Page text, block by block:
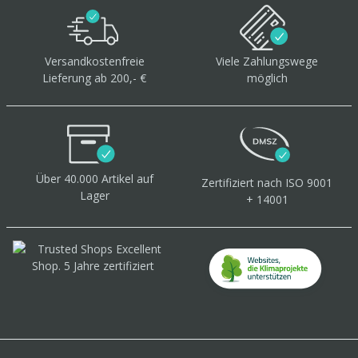
Versandkostenfreie
Lieferung ab 200,- €
Viele Zahlungswege
möglich
Über 40.000 Artikel auf
Lager
Zertifiziert nach ISO 9001
+ 14001